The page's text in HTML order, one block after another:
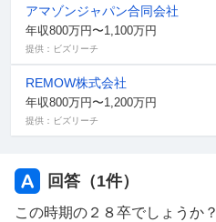
アマゾンジャパン合同会社
年収800万円〜1,100万円
提供：ビズリーチ
REMOW株式会社
年収800万円〜1,200万円
提供：ビズリーチ
回答（1件）
この時期の２８卒でしょうか？